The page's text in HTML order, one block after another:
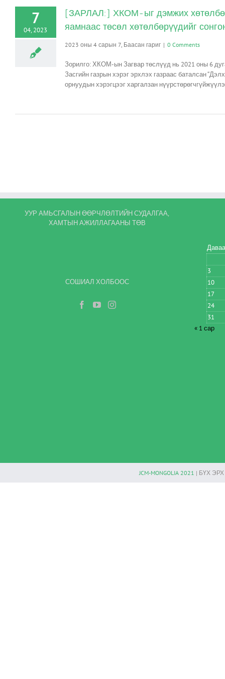
7
04, 2023
[ЗАРЛАЛ:] ХКОМ-ыг дэмжих
яамнаас төсөл хөтөлбөрүүдийг
2023 оны 4 сарын 7, Баасан гариг | 0 Comments
Зорилго: ХКОМ-ын Загвар төслүүд нь 2021 оны 6
Засгийн газрын хэрэг эрхлэх газраас баталсан
орнуудын хэрэгцээг харгалзан
УУР АМЬСГАЛЫН ӨӨРЧЛӨЛТИЙН СУДАЛГАА,
ХАМТЫН АЖИЛЛАГААНЫ ТӨВ
СОШИАЛ ХОЛБООС
Даваа
3
10
17
24
31
« 1 сар
JCM-MONGOLIA 2021 | БҮХ